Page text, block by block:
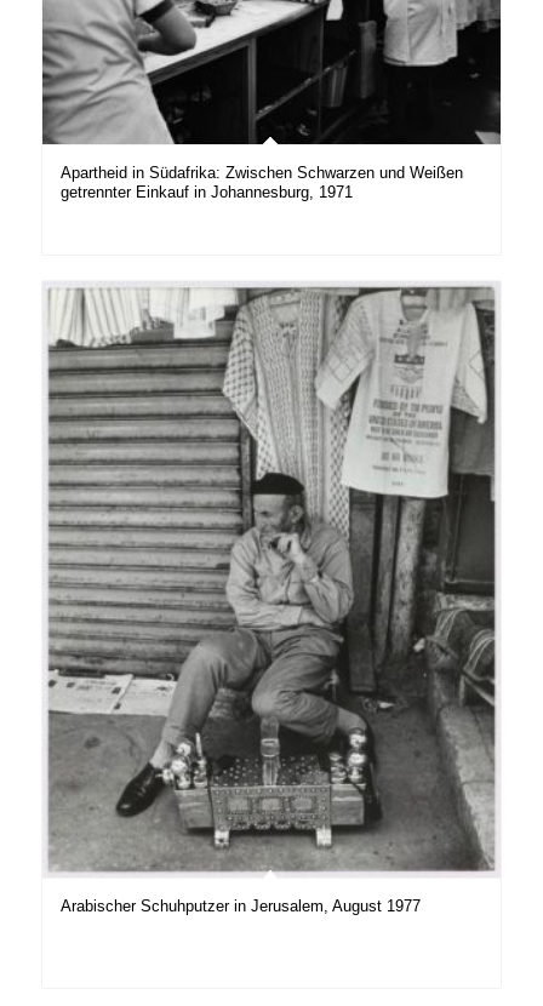
Apartheid in Südafrika: Zwischen Schwarzen und Weißen
getrennter Einkauf in Johannesburg, 1971
Arabischer Schuhputzer in Jerusalem, August 1977